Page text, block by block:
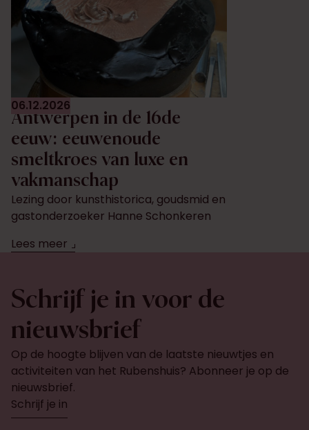
06.12.2026
Antwerpen in de 16de
eeuw: eeuwenoude
smeltkroes van luxe en
vakmanschap
Lezing door kunsthistorica, goudsmid en
gastonderzoeker Hanne Schonkeren
Lees meer
Schrijf je in voor de
nieuwsbrief
Op de hoogte blijven van de laatste nieuwtjes en
activiteiten van het Rubenshuis? Abonneer je op de
nieuwsbrief.
Schrijf je in